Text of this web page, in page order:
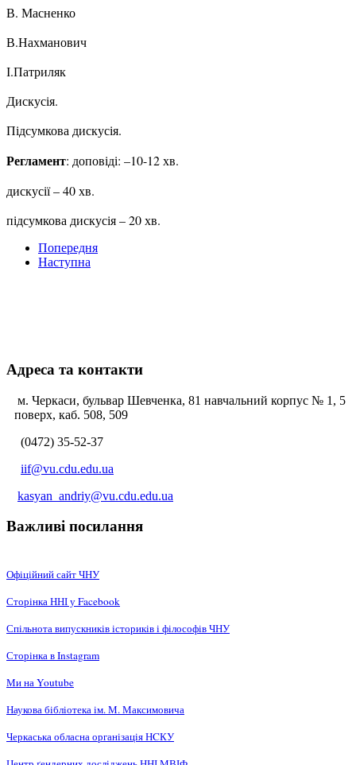
В. Масненко
В.Нахманович
І.Патриляк
Дискусія.
Підсумкова дискусія.
Регламент: доповіді: –10-12 хв.
дискусії – 40 хв.
підсумкова дискусія – 20 хв.
Попередня
Наступна
Адреса та контакти
м. Черкаси, бульвар Шевченка, 81 навчальний корпус № 1, 5
поверх, каб. 508, 509
(0472) 35-52-37
iif@vu.cdu.edu.ua
kasyan_andriy@vu.cdu.edu.ua
Важливі посилання
Офіційний сайт ЧНУ
Сторінка ННІ у Facebook
Спільнота випускників істориків і філософів ЧНУ
Сторінка в Instagram
Ми на Youtube
Наукова бібліотека ім. М. Максимовича
Черкаська обласна організація НCКУ